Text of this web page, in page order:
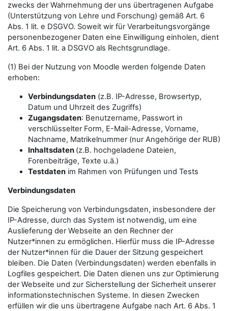
zwecks der Wahrnehmung der uns übertragenen Aufgabe
(Unterstützung von Lehre und Forschung) gemäß Art. 6
Abs. 1 lit. e DSGVO. Soweit wir für Verarbeitungsvorgänge
personenbezogener Daten eine Einwilligung einholen, dient
Art. 6 Abs. 1 lit. a DSGVO als Rechtsgrundlage.
(1) Bei der Nutzung von Moodle werden folgende Daten
erhoben:
Verbindungsdaten (z.B. IP-Adresse, Browsertyp,
Datum und Uhrzeit des Zugriffs)
Zugangsdaten: Benutzername, Passwort in
verschlüsselter Form, E-Mail-Adresse, Vorname,
Nachname, Matrikelnummer (nur Angehörige der RUB)
Inhaltsdaten (z.B. hochgeladene Dateien,
Forenbeiträge, Texte u.ä.)
Testdaten im Rahmen von Prüfungen und Tests
Verbindungsdaten
Die Speicherung von Verbindungsdaten, insbesondere der
IP-Adresse, durch das System ist notwendig, um eine
Auslieferung der Webseite an den Rechner der
Nutzer*innen zu ermöglichen. Hierfür muss die IP-Adresse
der Nutzer*innen für die Dauer der Sitzung gespeichert
bleiben. Die Daten (Verbindungsdaten) werden ebenfalls in
Logfiles gespeichert. Die Daten dienen uns zur Optimierung
der Webseite und zur Sicherstellung der Sicherheit unserer
informationstechnischen Systeme. In diesen Zwecken
erfüllen wir die uns übertragene Aufgabe nach Art. 6 Abs. 1